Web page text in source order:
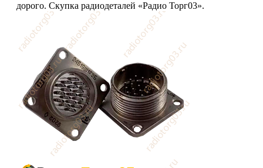
дорого. Скупка радиодеталей «Радио Торг03».